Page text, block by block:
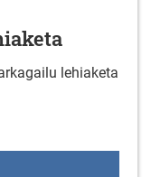
lehiaketa